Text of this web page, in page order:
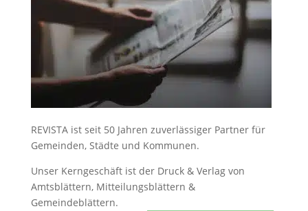
REVISTA ist seit 50 Jahren zuverlässiger Partner für
Gemeinden, Städte und Kommunen.
Unser Kerngeschäft ist der Druck & Verlag von
Amtsblättern, Mitteilungsblättern &
Gemeindeblättern.